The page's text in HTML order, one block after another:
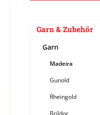
Garn & Zubehör
Garn
Madeira
Gunold
Rheingold
Brildor